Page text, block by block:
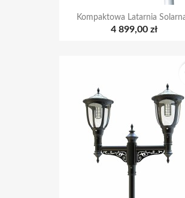
Kompaktowa Latarnia
4 899,00 zł